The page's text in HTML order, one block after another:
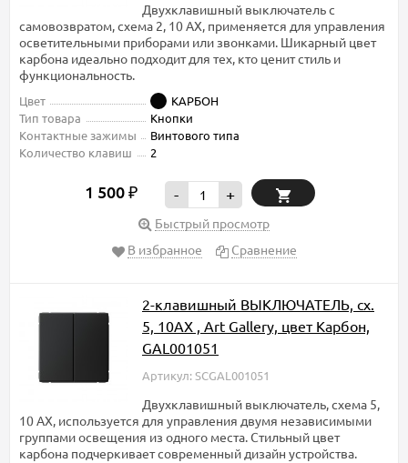
Двухклавишный выключатель с
самовозвратом, схема 2, 10 АХ, применяется для управления
осветительными приборами или звонками. Шикарный цвет
карбона идеально подходит для тех, кто ценит стиль и
функциональность.
Цвет
КАРБОН
Тип товара
Кнопки
Контактные зажимы
Винтового типа
Количество клавиш
2
1 500 ₽ - +
Быстрый просмотр
В избранное
Сравнение
2-клавишный ВЫКЛЮЧАТЕЛЬ, сх.
5, 10АХ , Art Gallery, цвет Карбон,
GAL001051
Артикул: SCGAL001051
Двухклавишный выключатель, схема 5,
10 АХ, используется для управления двумя независимыми
группами освещения из одного места. Стильный цвет
карбона подчеркивает современный дизайн устройства.